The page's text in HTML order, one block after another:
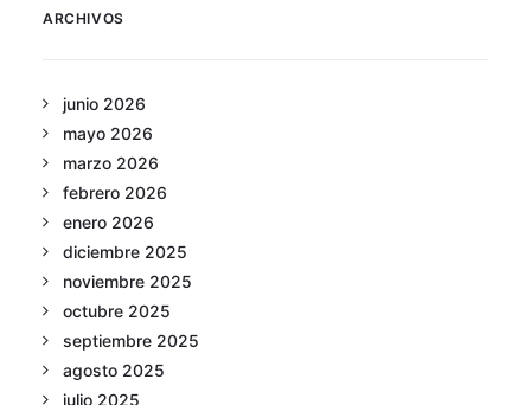
ARCHIVOS
junio 2026
mayo 2026
marzo 2026
febrero 2026
enero 2026
diciembre 2025
noviembre 2025
octubre 2025
septiembre 2025
agosto 2025
julio 2025